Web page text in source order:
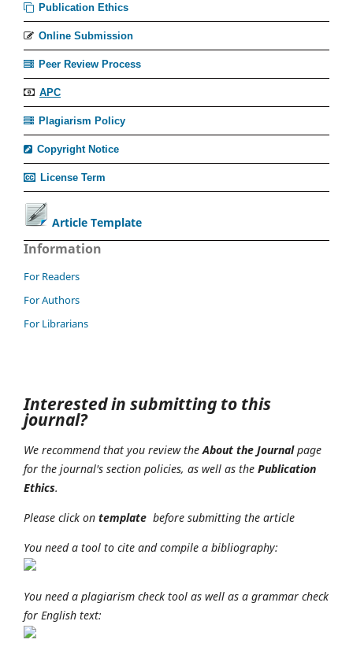
Publication Ethics
Online Submission
Peer Review Process
APC
Plagiarism Policy
Copyright Notice
License Term
Article Template
Information
For Readers
For Authors
For Librarians
Interested in submitting to this
journal?
We recommend that you review theAbout the Journalpage
for the journal's section policies, as well as the Publication
Ethics.
Please click on template before submitting the article
You need a tool to cite and compile a bibliography:
You need a plagiarism check tool as well as a grammar check
for English text: